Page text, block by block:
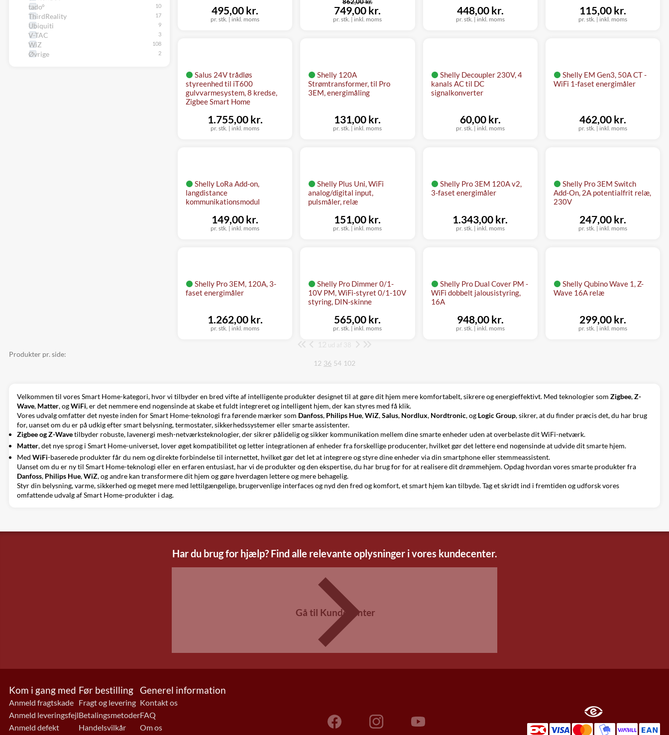
tado°
ThirdReality
Ubiquiti
V-TAC
WiZ
Øvrige
pr. stk. | inkl. moms
495,00 kr.
pr. stk. | inkl. moms
862,00 kr.
nu
749,00 kr.
pr. stk. | inkl. moms
448,00 kr.
pr. stk. | inkl. moms
115,00 kr.
Salus 24V trådløs
styreenhed til iT600
gulvvarmesystem, 8 kredse,
Zigbee Smart Home
pr. stk. | inkl. moms
1.755,00 kr.
Shelly 120A
Strømtransformer, til Pro
3EM, energimåling
pr. stk. | inkl. moms
131,00 kr.
Shelly Decoupler 230V, 4
kanals AC til DC
signalkonverter
pr. stk. | inkl. moms
60,00 kr.
Shelly EM Gen3, 50A CT -
WiFi 1-faset energimåler
pr. stk. | inkl. moms
462,00 kr.
Shelly LoRa Add-on,
langdistance
kommunikationsmodul
pr. stk. | inkl. moms
149,00 kr.
Shelly Plus Uni, WiFi
analog/digital input,
pulsmåler, relæ
pr. stk. | inkl. moms
151,00 kr.
Shelly Pro 3EM 120A v2,
3-faset energimåler
pr. stk. | inkl. moms
1.343,00 kr.
Shelly Pro 3EM Switch
Add-On, 2A potentialfrit relæ,
230V
pr. stk. | inkl. moms
247,00 kr.
Shelly Pro 3EM, 120A, 3-
faset energimåler
pr. stk. | inkl. moms
1.262,00 kr.
Shelly Pro Dimmer 0/1-
10V PM, WiFi-styret 0/1-10V
styring, DIN-skinne
pr. stk. | inkl. moms
565,00 kr.
Shelly Pro Dual Cover PM -
WiFi dobbelt jalousistyring,
16A
pr. stk. | inkl. moms
948,00 kr.
Shelly Qubino Wave 1, Z-
Wave 16A relæ
pr. stk. | inkl. moms
299,00 kr.
Side
12 ud af 38
Produkter pr. side:
12 36 54 102
Velkommen til vores Smart Home-kategori, hvor vi tilbyder en bred vifte af intelligente produkter designet til at gøre dit hjem mere komfortabelt, sikrere og energieffektivt. Med teknologier som Zigbee,Z-
Wave, Matter, ogWiFi, er det nemmere end nogensinde at skabe et fuldt integreret og intelligent hjem, der kan styres med få klik.
Vores udvalg omfatter det nyeste inden for Smart Home-teknologi fra førende mærker som Danfoss, Philips Hue,WiZ,Salus, Nordlux, Nordtronic, og Logic Group, sikrer, at du finder præcis det, du har brug
for, uanset om du er på udkig efter smart belysning, termostater, sikkerhedssystemer eller smarte assistenter.
Zigbee og Z-Wavetilbyder robuste, lavenergi mesh-netværksteknologier, der sikrer pålidelig og sikker kommunikation mellem dine smarte enheder uden at overbelaste dit WiFi-netværk.
Matter, det nye sprog i Smart Home-universet, lover øget kompatibilitet og letter integrationen af enheder fra forskellige producenter, hvilket gør det lettere end nogensinde at udvide dit smarte hjem.
Med WiFi-baserede produkter får du nem og direkte forbindelse til internettet, hvilket gør det let at integrere og styre dine enheder via din smartphone eller stemmeassistent.
Uanset om du er ny til Smart Home-teknologi eller en erfaren entusiast, har vi de produkter og den ekspertise, du har brug for for at realisere dit drømmehjem. Opdag hvordan vores smarte produkter fra
Danfoss, Philips Hue,WiZ, og andre kan transformere dit hjem og gøre hverdagen lettere og mere behagelig.
Styr din belysning, varme, sikkerhed og meget mere med lettilgængelige, brugervenlige interfaces og nyd den fred og komfort, et smart hjem kan tilbyde. Tag et skridt ind i fremtiden og udforsk vores
omfattende udvalg af Smart Home-produkter i dag.
Har du brug for hjælp? Find alle relevante oplysninger i vores kundecenter.
Gå til Kundecenter
Kom i gang med
Anmeld fragtskade
Anmeld leveringsfejl
Anmeld defekt
Før bestilling
Fragt og levering
Betalingsmetoder
Handelsvilkår
Generel information
Kontakt os
FAQ
Om os